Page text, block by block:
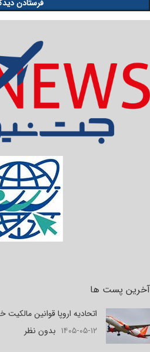
آخرین پست ها
اتحادیه اروپا قوانین
۱۴۰۵-۰۵-۱۲ بدون نظر